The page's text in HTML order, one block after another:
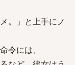
。」と上手にノ
令には、